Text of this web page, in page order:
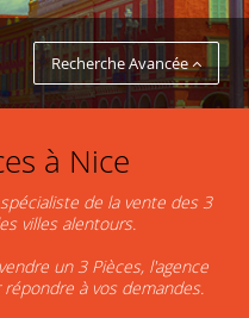
Recherche Avancée
à Nice
de la vente des 3
villes alentours.
un 3 Pièces, l'agence
à vos demandes.